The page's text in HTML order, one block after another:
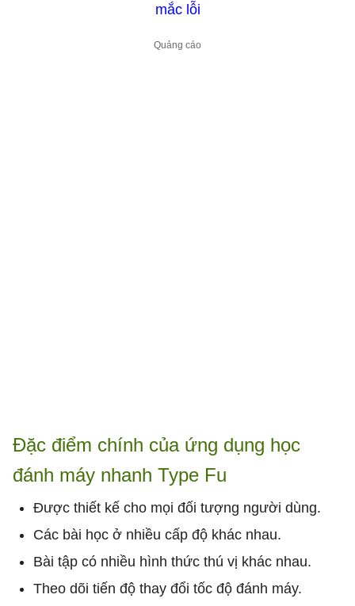
mắc lỗi
Đặc điểm chính của ứng dụng học
đánh máy nhanh Type Fu
Được thiết kế cho mọi đối tượng người dùng.
Các bài học ở nhiều cấp độ khác nhau.
Bài tập có nhiều hình thức thú vị khác nhau.
Theo dõi tiến độ thay đổi tốc độ đánh máy.